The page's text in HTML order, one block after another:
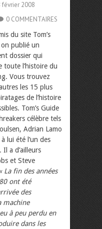
février 2008
0 COMMENTAIRES
du site Tom’s
publié un
dossier qui
toute l’histoire du
Vous trouvez
les 15 plus
de l’histoire
Tom’s Guide
célèbre tels
Adrian Lamo
lui été l’un des
Il a d’ailleurs
et Steve
La fin des années
ont été
des
machine
à peu perdu en
dans les